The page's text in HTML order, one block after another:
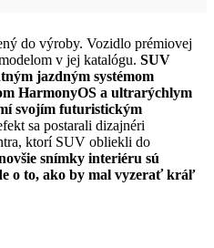
do výroby. Vozidlo prémiovej
v jej katalógu. SUV
jazdným systémom
HarmonyOS a ultrarýchlym
svojím futuristickým
sa postarali dizajnéri
ktorí SUV obliekli do
snímky interiéru sú
o to, ako by mal vyzerať kráľ